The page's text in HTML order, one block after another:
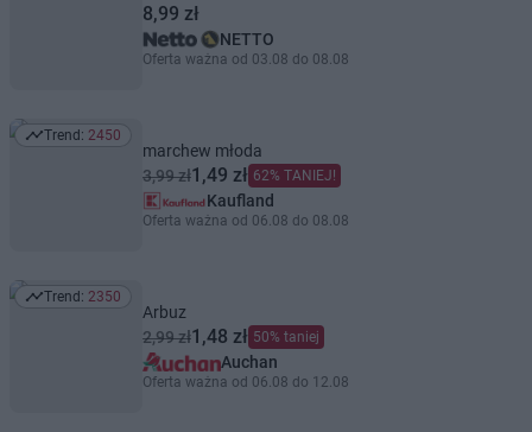
8,99 zł
NETTO
Oferta ważna od 03.08 do 08.08
Trend: 2450
Trend: 2450
marchew młoda
3,99 zł1,49 zł 62% TANIEJ!
Kaufland
Oferta ważna od 06.08 do 08.08
Trend: 2350
Trend: 2350
Arbuz
2,99 zł1,48 zł 50% taniej
Auchan
Oferta ważna od 06.08 do 12.08